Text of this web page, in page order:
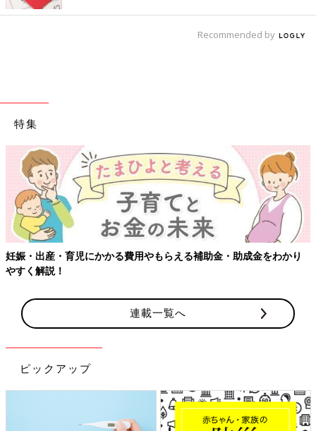
Recommended by
特集
妊娠・出産・育児にかかる費用やもらえる補助金・助成金をわかり
やすく解説！
連載一覧へ
ピックアップ